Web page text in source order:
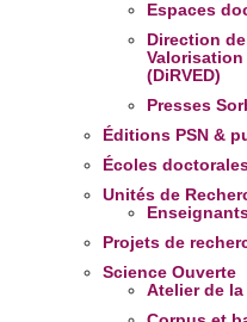
Espaces
Direction
(DiRVED)
Presses
Éditions PSN &
Écoles
Unités de
Projets de
Science Ouverte
Atelier de